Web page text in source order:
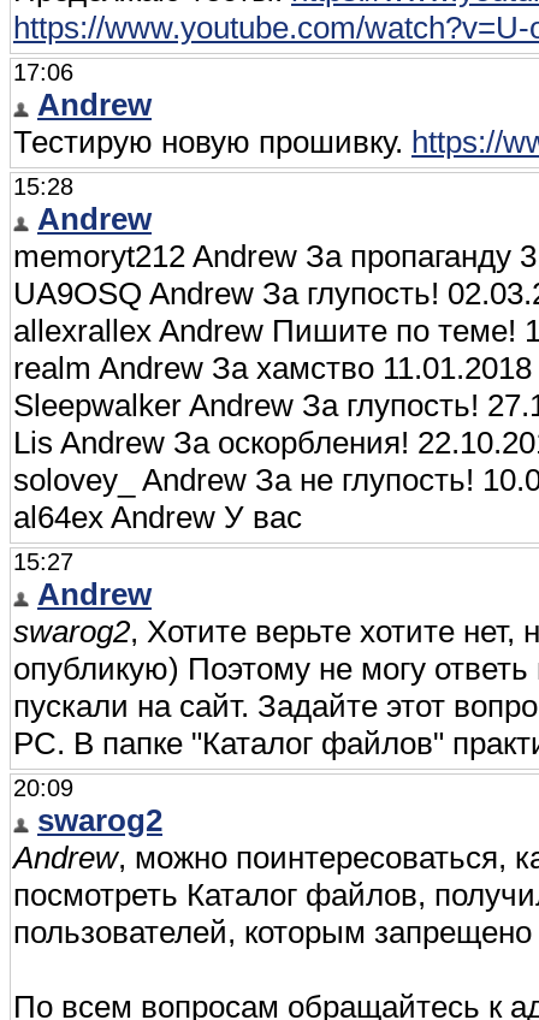
https://www.youtube.com/
17:06
Andrew
Тестирую новую прошивку. https://
15:28
Andrew
memoryt212 Andrew За пропаганду
UA9OSQ Andrew За глупость!
allexrallex Andrew Пишите по теме!
realm Andrew За хамство
Sleepwalker Andrew За глупость!
Lis Andrew За оскорбления!
solovey_ Andrew За не глупость!
al64ex Andrew У вас
15:27
Andrew
swarog2, Хотите верьте хотите
опубликую) Поэтому не могу
пускали на сайт. Задайте этот
РС. В папке "Каталог файлов"
20:09
swarog2
Andrew, можно поинтересоваться,
посмотреть Каталог файлов,
пользователей, которым
По всем вопросам обращайтесь к